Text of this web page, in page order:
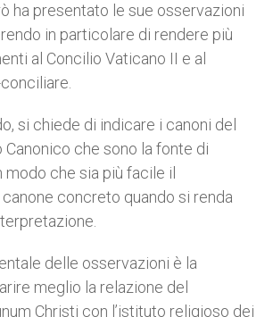
ha presentato le sue osservazioni
in particolare di rendere più
al Concilio Vaticano II e al
si chiede di indicare i canoni del
che sono la fonte di
modo che sia più facile il
concreto quando si renda
delle osservazioni è la
meglio la relazione del
Christi con l’istituto religioso dei